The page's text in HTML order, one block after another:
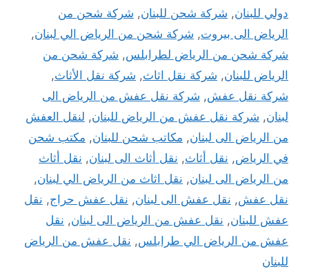
دولي للبنان, شركة شحن للبنان, شركة شحن من
الرياض الى بيروت, شركة شحن من الرياض الي لبنان,
شركة شحن من الرياض لطرابلس, شركة شحن من
الرياض للبنان, شركة نقل اثاث, شركة نقل الأثاث,
شركة نقل عفش, شركة نقل عفش من الرياض الى
لبنان, شركة نقل عفش من الرياض للبنان, لنقل العفش
من الرياض الى لبنان, مكاتب شحن للبنان, مكتب شحن
في الرياض, نقل أثاث, نقل أثاث الى لبنان, نقل أثاث
من الرياض الى لبنان, نقل اثاث من الرياض الي لبنان,
نقل عفش, نقل عفش الى لبنان, نقل عفش حراج, نقل
عفش للبنان, نقل عفش من الرياض الى لبنان, نقل
عفش من الرياض الي طرابلس, نقل عفش من الرياض
للبنان